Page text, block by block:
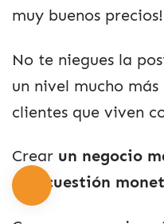
muy buenos precios!
No te niegues la
un nivel mucho
clientes que viven
Crear un negocio
una cuestión